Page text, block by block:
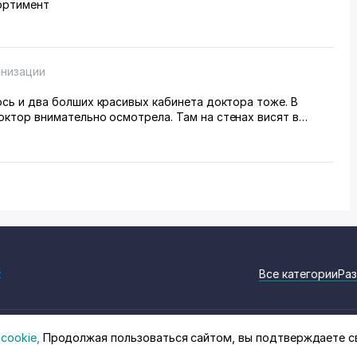
доктора тоже. В
внимательно осмотрела. Там на стенах висят в
где она выступала с докладами. Во втором
Все категории
Продолжая пользоваться сайтом, вы подтверждаете